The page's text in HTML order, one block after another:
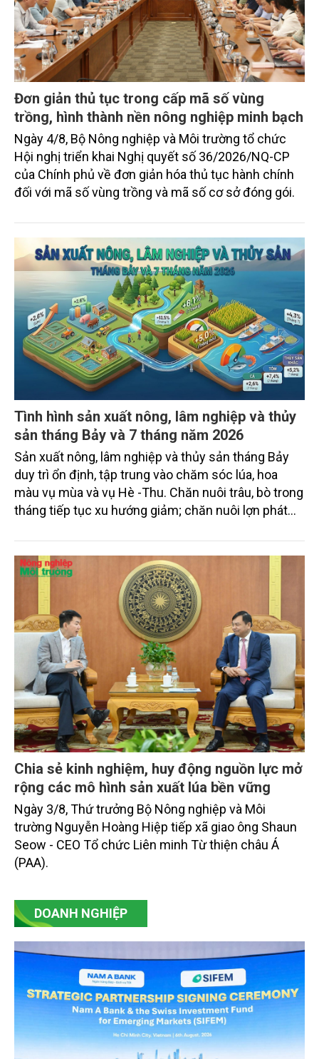
Đơn giản thủ tục trong cấp mã số vùng
trồng, hình thành nền nông nghiệp minh bạch
Ngày 4/8, Bộ Nông nghiệp và Môi trường tổ chức
Hội nghị triển khai Nghị quyết số 36/2026/NQ-CP
của Chính phủ về đơn giản hóa thủ tục hành chính
đối với mã số vùng trồng và mã số cơ sở đóng gói.
Tình hình sản xuất nông, lâm nghiệp và thủy
sản tháng Bảy và 7 tháng năm 2026
Sản xuất nông, lâm nghiệp và thủy sản tháng Bảy
duy trì ổn định, tập trung vào chăm sóc lúa, hoa
màu vụ mùa và vụ Hè -Thu. Chăn nuôi trâu, bò trong
tháng tiếp tục xu hướng giảm; chăn nuôi lợn phát
trưởng khá. Diện tích rừng trồng mới và sản lượng
thủy sản đều tăng nhẹ.
Chia sẻ kinh nghiệm, huy động nguồn lực mở
rộng các mô hình sản xuất lúa bền vững
Ngày 3/8, Thứ trưởng Bộ Nông nghiệp và Môi
trường Nguyễn Hoàng Hiệp tiếp xã giao ông Shaun
Seow - CEO Tổ chức Liên minh Từ thiện châu Á
(PAA).
DOANH NGHIỆP